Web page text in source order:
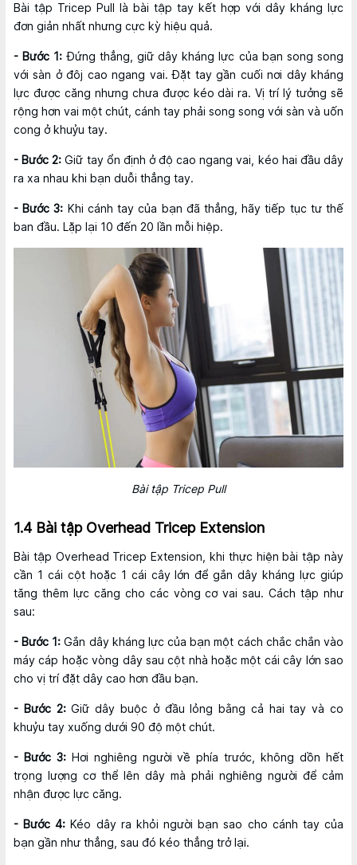
Bài tập Tricep Pull là bài tập tay kết hợp với dây kháng lực
đơn giản nhất nhưng cực kỳ hiệu quả.
- Bước 1: Đứng thẳng, giữ dây kháng lực của bạn song song
với sàn ở đôj cao ngang vai. Đặt tay gần cuối nơi dây kháng
lực được căng nhưng chưa được kéo dài ra. Vị trí lý tưởng sẽ
rộng hơn vai một chút, cánh tay phải song song với sàn và uốn
cong ở khuỷu tay.
- Bước 2: Giữ tay ổn định ở độ cao ngang vai, kéo hai đầu dây
ra xa nhau khi bạn duỗi thẳng tay.
- Bước 3: Khi cánh tay của bạn đã thẳng, hãy tiếp tục tư thế
ban đầu. Lặp lại 10 đến 20 lần mỗi hiệp.
Bài tập Tricep Pull
1.4 Bài tập Overhead Tricep Extension
Bài tập Overhead Tricep Extension, khi thực hiện bài tập này
cần 1 cái cột hoặc 1 cái cây lớn để gắn dây kháng lực giúp
tăng thêm lực căng cho các vòng cơ vai sau. Cách tập như
sau:
- Bước 1:Gắn dây kháng lực của bạn một cách chắc chắn vào
máy cáp hoặc vòng dây sau cột nhà hoặc một cái cây lớn sao
cho vị trí đặt dây cao hơn đầu bạn.
- Bước 2:Giữ dây buộc ở đầu lỏng bằng cả hai tay và co
khuỷu tay xuống dưới 90 độ một chút.
- Bước 3: Hơi nghiêng người về phía trước, không dồn hết
trọng lượng cơ thể lên dây mà phải nghiêng người để cảm
nhận được lực căng.
- Bước 4: Kéo dây ra khỏi người bạn sao cho cánh tay của
bạn gần như thẳng, sau đó kéo thẳng trở lại.